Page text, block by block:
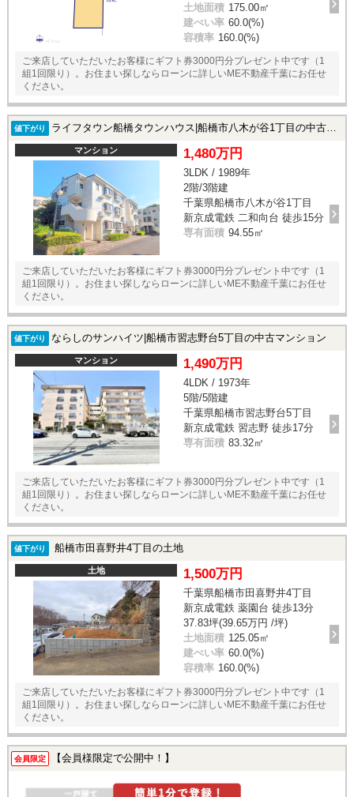
土地面積 175.00㎡
建ぺい率 60.0(%)
容積率 160.0(%)
ご来店していただいたお客様にギフト券3000円分プレゼント中です（1
組1回限り）。お住まい探しならローンに詳しいME不動産千葉にお任せ
ください。
値下がり ライフタウン船橋タウンハウス|船橋市八木が谷1丁目の中古マンション
マンション 1,480万円
3LDK / 1989年
2階/3階建
千葉県船橋市八木が谷1丁目
新京成電鉄 二和向台 徒歩15分
専有面積 94.55㎡
ご来店していただいたお客様にギフト券3000円分プレゼント中です（1
組1回限り）。お住まい探しならローンに詳しいME不動産千葉にお任せ
ください。
値下がり ならしのサンハイツ|船橋市習志野台5丁目の中古マンション
マンション 1,490万円
4LDK / 1973年
5階/5階建
千葉県船橋市習志野台5丁目
新京成電鉄 習志野 徒歩17分
専有面積 83.32㎡
ご来店していただいたお客様にギフト券3000円分プレゼント中です（1
組1回限り）。お住まい探しならローンに詳しいME不動産千葉にお任せ
ください。
値下がり 船橋市田喜野井4丁目の土地
土地 1,500万円
千葉県船橋市田喜野井4丁目
新京成電鉄 薬園台 徒歩13分
37.83坪(39.65万円 /坪)
土地面積 125.05㎡
建ぺい率 60.0(%)
容積率 160.0(%)
ご来店していただいたお客様にギフト券3000円分プレゼント中です（1
組1回限り）。お住まい探しならローンに詳しいME不動産千葉にお任せ
ください。
会員限定 【会員様限定で公開中！】